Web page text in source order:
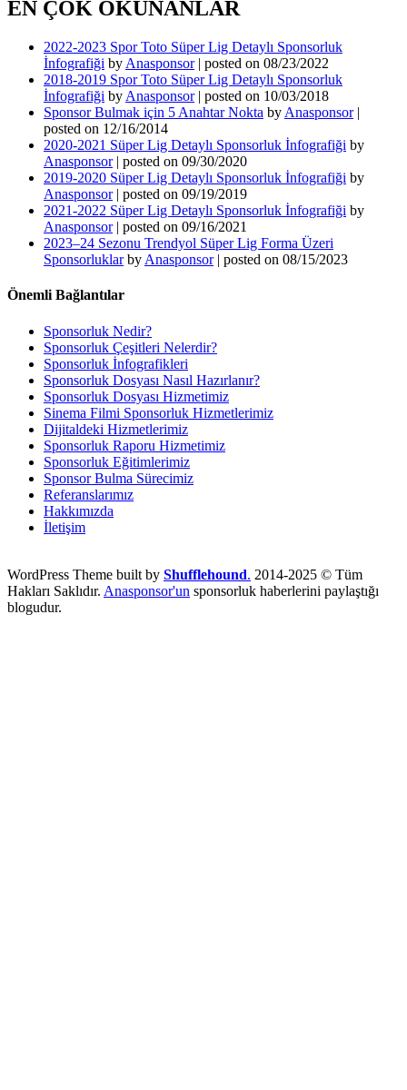
EN ÇOK OKUNANLAR
2022-2023 Spor Toto Süper Lig Detaylı Sponsorluk
İnfografiği by Anasponsor| posted on 08/23/2022
2018-2019 Spor Toto Süper Lig Detaylı Sponsorluk
İnfografiği by Anasponsor| posted on 10/03/2018
Sponsor Bulmak için 5 Anahtar Nokta by Anasponsor|
posted on 12/16/2014
2020-2021 Süper Lig Detaylı Sponsorluk İnfografiği by
Anasponsor| posted on 09/30/2020
2019-2020 Süper Lig Detaylı Sponsorluk İnfografiği by
Anasponsor| posted on 09/19/2019
2021-2022 Süper Lig Detaylı Sponsorluk İnfografiği by
Anasponsor| posted on 09/16/2021
2023–24 Sezonu Trendyol Süper Lig Forma Üzeri
Sponsorluklar by Anasponsor| posted on 08/15/2023
Önemli Bağlantılar
Sponsorluk Nedir?
Sponsorluk Çeşitleri Nelerdir?
Sponsorluk İnfografikleri
Sponsorluk Dosyası Nasıl Hazırlanır?
Sponsorluk Dosyası Hizmetimiz
Sinema Filmi Sponsorluk Hizmetlerimiz
Dijitaldeki Hizmetlerimiz
Sponsorluk Raporu Hizmetimiz
Sponsorluk Eğitimlerimiz
Sponsor Bulma Sürecimiz
Referanslarımız
Hakkımızda
İletişim
WordPress Theme built by Shufflehound. 2014-2025 © Tüm
Hakları Saklıdır. Anasponsor'un sponsorluk haberlerini paylaştığı
blogudur.